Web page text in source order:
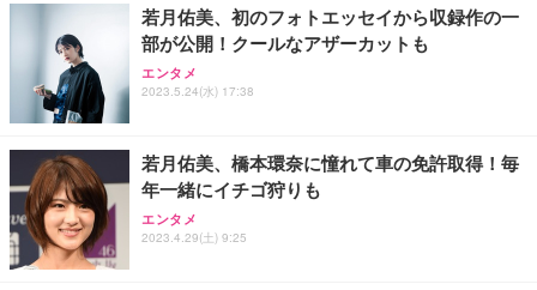
若月佑美、初のフォトエッセイから収録作の一
部が公開！クールなアザーカットも
エンタメ
2023.5.24(水) 17:38
若月佑美、橋本環奈に憧れて車の免許取得！毎
年一緒にイチゴ狩りも
エンタメ
2023.4.29(土) 9:25